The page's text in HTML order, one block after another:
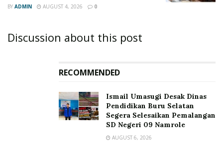
BY ADMIN AUGUST 4, 2026 0
Discussion about this post
RECOMMENDED
Ismail Umasugi Desak Dinas
Pendidikan Buru Selatan
Segera Selesaikan Pemalangan
SD Negeri 09 Namrole
AUGUST 6, 2026